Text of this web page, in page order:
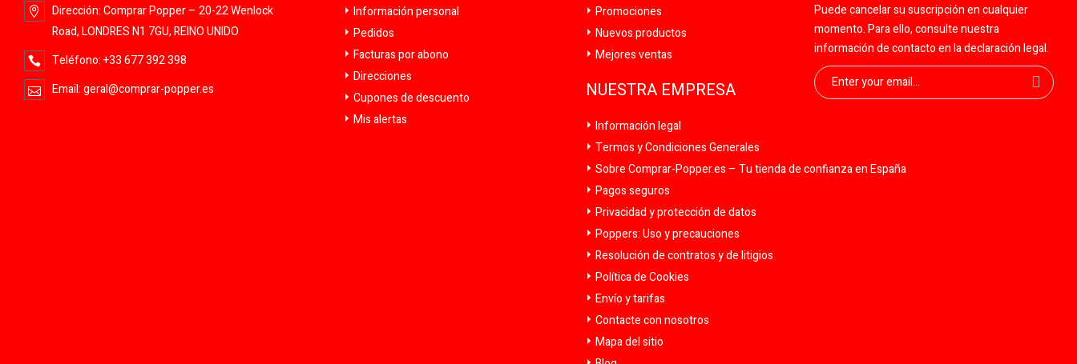
Dirección:Comprar Popper – 20-22 Wenlock
Road, LONDRES N1 7GU, REINO UNIDO
Teléfono:+33 677 392 398
Email:geral@comprar-popper.es
Información personal
Pedidos
Facturas por abono
Direcciones
Cupones de descuento
Mis alertas
Promociones
Nuevos productos
Mejores ventas
NUESTRA EMPRESA
Información legal
Termos y Condiciones Generales
Sobre Comprar-Popper.es – Tu tienda de confianza en España
Pagos seguros
Privacidad y protección de datos
Poppers: Uso y precauciones
Resolución de contratos y de litigios
Política de Cookies
Envío y tarifas
Contacte con nosotros
Mapa del sitio
Puede cancelar su suscripción en cualquier
momento. Para ello, consulte nuestra
información de contacto en la declaración legal.